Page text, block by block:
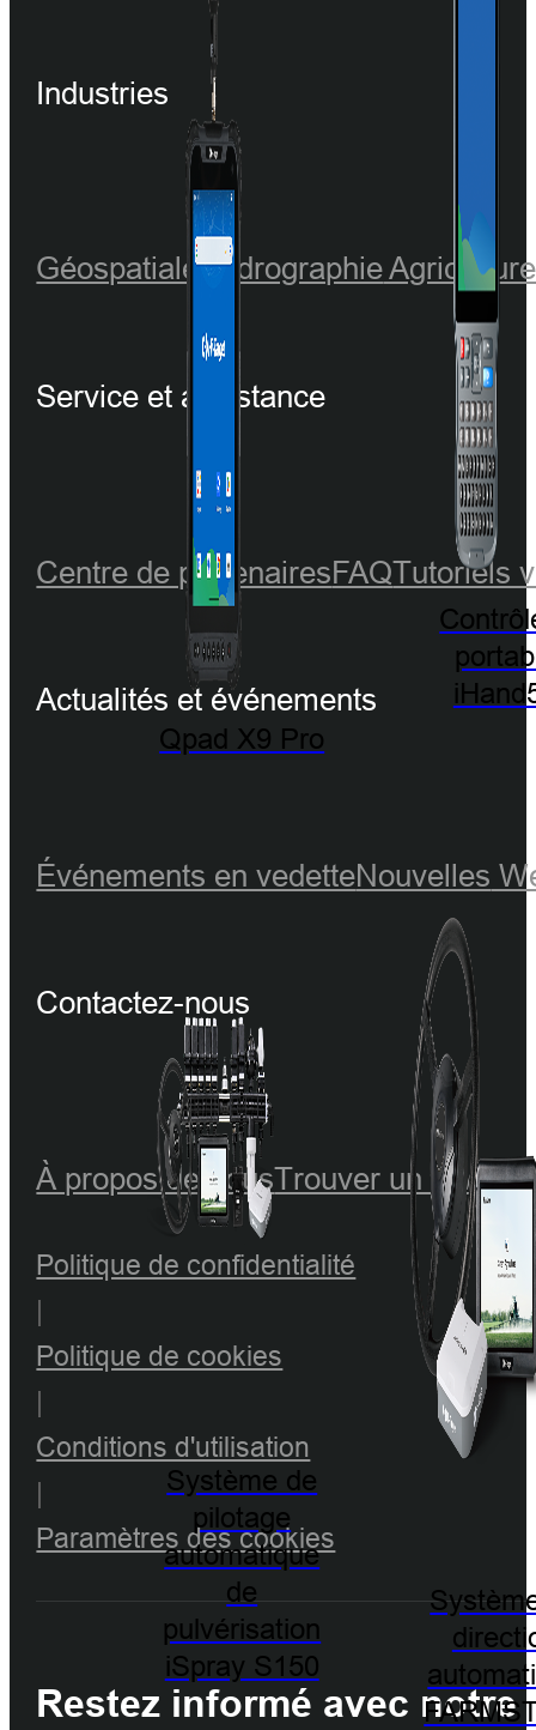
Qpad X9 Pro
Système de
pilotage
automatique
de
pulvérisation
iSpray S150
Industries
GéospatialeHydrographieAgriculture
Service et assistance
Centre de partenairesFAQTutoriels
Actualités et événements
Événements en vedetteNouvelles
Contactez-nous
À propos de nousTrouver un
Politique de confidentialité
|
Politique de cookies
|
Conditions d'utilisation
|
Paramètres des cookies
Restez informé avec notre